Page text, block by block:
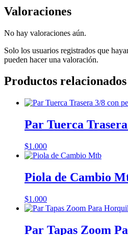
Valoraciones
No hay valoraciones aún.
Solo los usuarios registrados que
pueden hacer una valoración.
Productos relacionados
Par Tuerca
$1.000
Piola de Cambio
$1.000
Par Tapas Zoom